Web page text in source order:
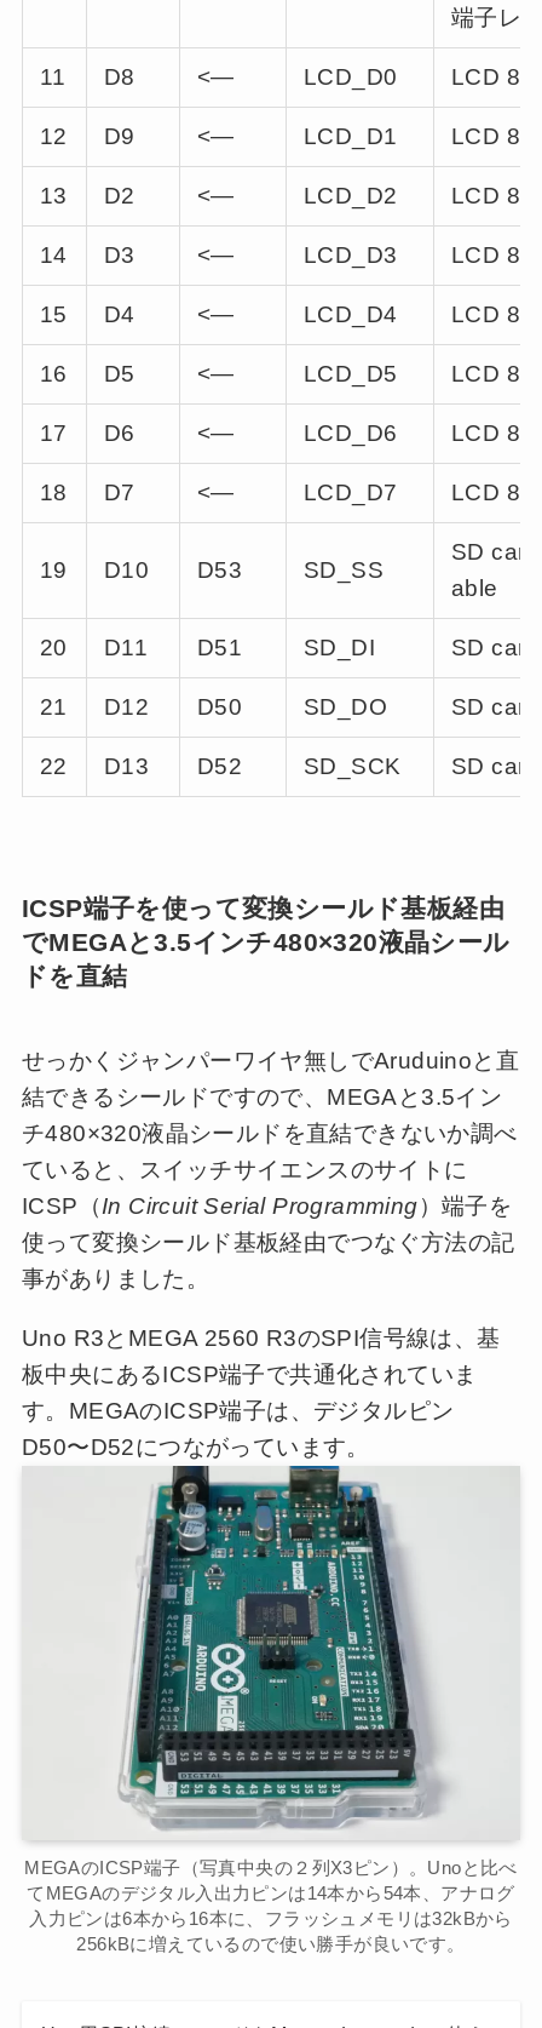
端子レ
11 D8 <— LCD_D0 LCD 8-
12 D9 <— LCD_D1 LCD 8-
13 D2 <— LCD_D2 LCD 8-
14 D3 <— LCD_D3 LCD 8-
15 D4 <— LCD_D4 LCD 8-
16 D5 <— LCD_D5 LCD 8-
17 D6 <— LCD_D6 LCD 8-
18 D7 <— LCD_D7 LCD 8-
19 D10 D53 SD_SS
SD
able
20 D11 D51 SD_DI SD
21 D12 D50 SD_DO SD
22 D13 D52 SD_SCK SD
ICSP端子を使って変換シールド基板経由
でMEGAと3.5インチ480×320液晶シール
ドを直結
せっかくジャンパーワイヤ無しでAruduinoと直
結できるシールドですので、MEGAと3.5イン
チ480×320液晶シールドを直結できないか調べ
ていると、スイッチサイエンスのサイトに
ICSP（In Circuit Serial Programming）端子を
使って変換シールド基板経由でつなぐ方法の記
事がありました。
Uno R3とMEGA 2560 R3のSPI信号線は、基
板中央にあるICSP端子で共通化されていま
す。MEGAのICSP端子は、デジタルピン
D50〜D52につながっています。
MEGAのICSP端子（写真中央の２列X3ピン）。Unoと比べ
てMEGAのデジタル入出力ピンは14本から54本、アナログ
入力ピンは6本から16本に、フラッシュメモリは32kBから
256kBに増えているので使い勝手が良いです。